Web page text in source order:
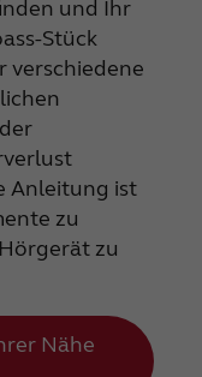
und Ihr
Stück
verschiedene
Anleitung ist
zu
zu
Nähe